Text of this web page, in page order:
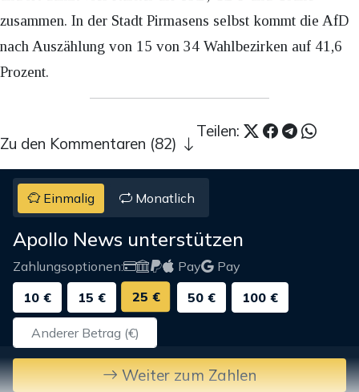
zusammen. In der Stadt Pirmasens selbst kommt die AfD
nach Auszählung von 15 von 34 Wahlbezirken auf 41,6
Prozent.
Teilen:
Zu den Kommentaren (82)
Einmalig Monatlich
Apollo News unterstützen
Zahlungsoptionen: Pay
Pay
10 €
15 € 25 € 50 € 100 €
Weiter zum Zahlen